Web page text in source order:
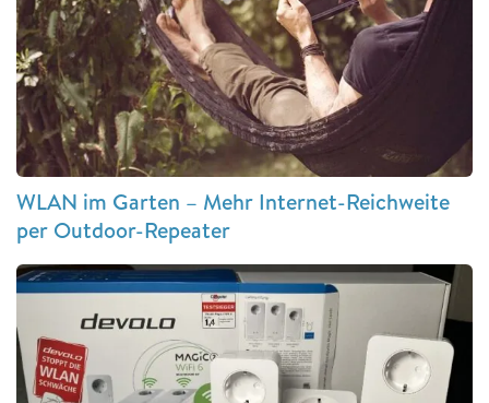
WLAN im Garten – Mehr Internet-Reichweite
per Outdoor-Repeater